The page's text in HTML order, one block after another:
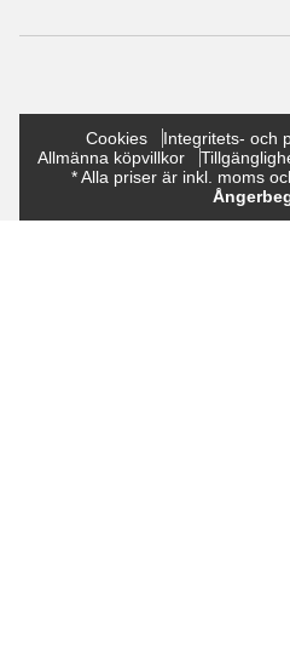
Cookies
Integritets- och
Allmänna köpvillkor
* Alla priser är inkl. moms